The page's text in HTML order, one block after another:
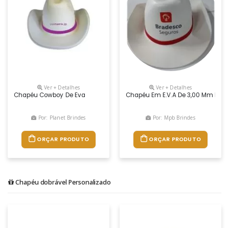
Ver + Detalhes
Chapéu Cowboy De Eva
Por: Planet Brindes
ORÇAR PRODUTO
Ver + Detalhes
Chapéu Em E.v.a De 3,00 Mm De
Por: Mpb Brindes
ORÇAR PRODUTO
Chapéu dobrável Personalizado